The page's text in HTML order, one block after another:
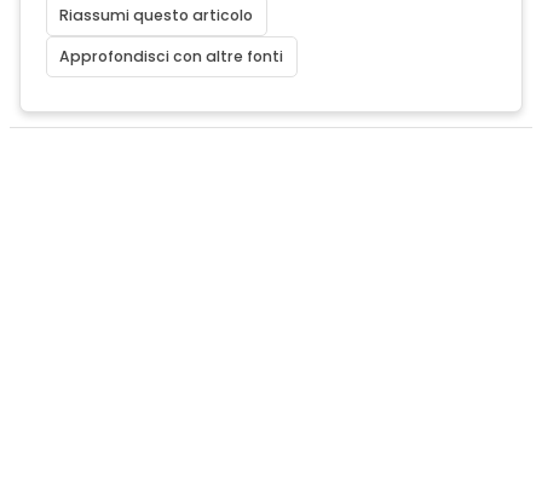
Riassumi questo articolo
Approfondisci con altre fonti